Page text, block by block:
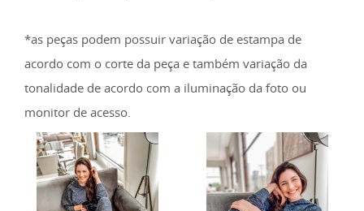
*as peças podem possuir variação de estampa de
acordo com o corte da peça e também variação da
tonalidade de acordo com a iluminação da foto ou
monitor de acesso.